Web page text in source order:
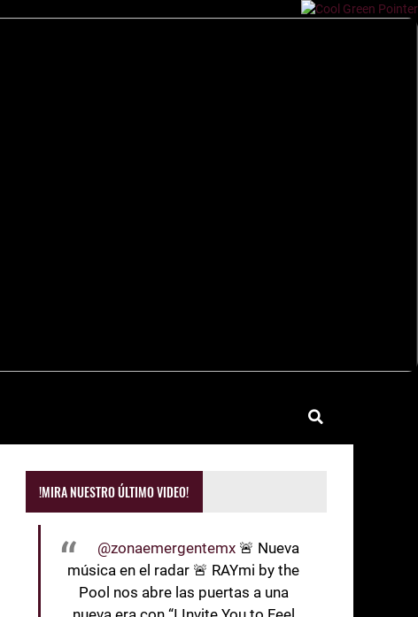
!MIRA NUESTRO ÚLTIMO VIDEO!
@zonaemergentemx 🚨 Nueva
música en el radar 🚨 RAYmi by the
Pool nos abre las puertas a una